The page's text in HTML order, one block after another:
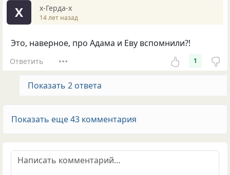
Х х-Герда-х
14 лет назад
Это, наверное, про Адама и Еву вспомнили?!
Ответить 1
Показать 2 ответа
Показать еще 43 комментария